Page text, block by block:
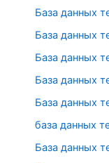
База данных
База данных
База данных
База данных
База данных
база данных
База данных